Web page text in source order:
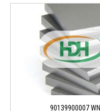
90139900007